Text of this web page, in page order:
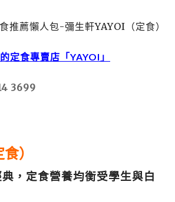
定食專賣店「YAYOI」
3699
）
，定食營養均衡受學生與白